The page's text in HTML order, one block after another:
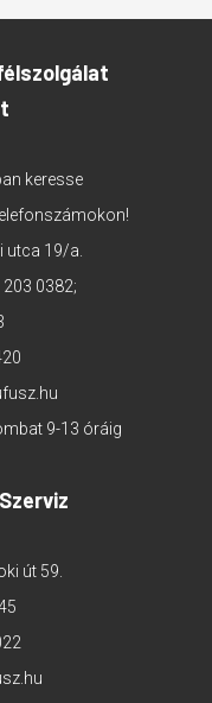
keresse
utca 19/a.
203 0382;
9-13 óráig
út 59.